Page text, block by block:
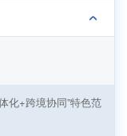
化+跨境协同”特色范